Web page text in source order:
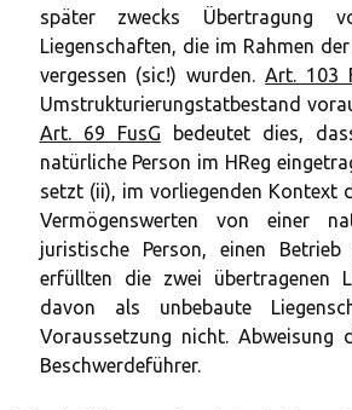
später zwecks Übertragung
Liegenschaften, die im Rahmen
vergessen (sic!) wurden.Art. 103
Umstrukturierungstatbestand
Art. 69 FusG bedeutet dies,
natürliche Person im HReg
setzt (ii), im vorliegenden Kontext
Vermögenswerten von einer
juristische Person, einen Betrieb
erfüllten die zwei übertragenen
davon als unbebaute
Voraussetzung nicht. Abweisung
Beschwerdeführer.